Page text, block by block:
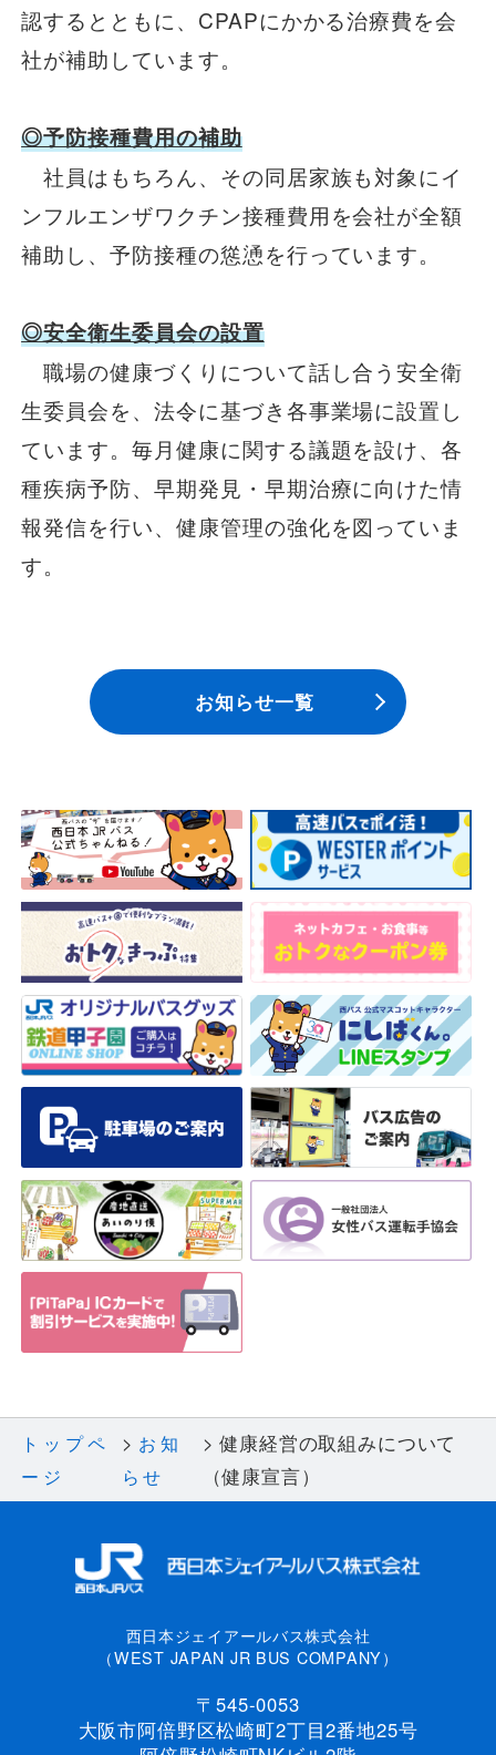
認するとともに、CPAPにかかる治療費を会
社が補助しています。
◎予防接種費用の補助
社員はもちろん、その同居家族も対象にイ
ンフルエンザワクチン接種費用を会社が全額
補助し、予防接種の慫慂を行っています。
◎安全衛生委員会の設置
職場の健康づくりについて話し合う安全衛
生委員会を、法令に基づき各事業場に設置し
ています。毎月健康に関する議題を設け、各
種疾病予防、早期発見・早期治療に向けた情
報発信を行い、健康管理の強化を図っていま
す。
お知らせ一覧
トップペ
ージ
お知
らせ
健康経営の取組みについて
（健康宣言）
西日本ジェイアールバス株式会社
（WEST JAPAN JR BUS COMPANY）
〒545-0053
大阪市阿倍野区松崎町2丁目2番地25号